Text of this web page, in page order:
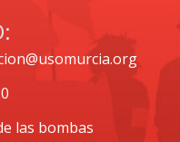
las bombas